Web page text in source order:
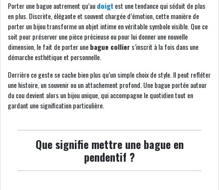
Porter une bague autrement qu’audoigt est une tendance qui séduit de plus
en plus. Discrète, élégante et souvent chargée d’émotion, cette manière de
porter un bijou transforme un objet intime en véritable symbole visible. Que ce
soit pour préserver une pièce précieuse ou pour lui donner une nouvelle
dimension, le fait de porter unebague colliers’inscrit à la fois dans une
démarche esthétique et personnelle.
Derrière ce geste se cache bien plus qu’un simple choix de style. Il peut refléter
une histoire, un souvenir ou un attachement profond. Une bague portée autour
du cou devient alors un bijou unique, qui accompagne le quotidien tout en
gardant une signification particulière.
Que signifie mettre une bague en
pendentif ?